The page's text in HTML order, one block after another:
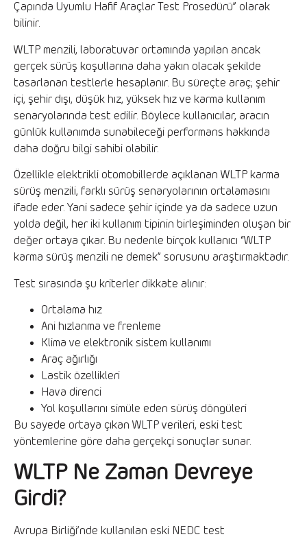
Çapında Uyumlu Hafif Araçlar Test Prosedürü” olarak
bilinir.
WLTP menzili, laboratuvar ortamında yapılan ancak
gerçek sürüş koşullarına daha yakın olacak şekilde
tasarlanan testlerle hesaplanır. Bu süreçte araç; şehir
içi, şehir dışı, düşük hız, yüksek hız ve karma kullanım
senaryolarında test edilir. Böylece kullanıcılar, aracın
günlük kullanımda sunabileceği performans hakkında
daha doğru bilgi sahibi olabilir.
Özellikle elektrikli otomobillerde açıklanan WLTP karma
sürüş menzili, farklı sürüş senaryolarının ortalamasını
ifade eder. Yani sadece şehir içinde ya da sadece uzun
yolda değil, her iki kullanım tipinin birleşiminden oluşan bir
değer ortaya çıkar. Bu nedenle birçok kullanıcı “WLTP
karma sürüş menzili ne demek” sorusunu araştırmaktadır.
Test sırasında şu kriterler dikkate alınır:
Ortalama hız
Ani hızlanma ve frenleme
Klima ve elektronik sistem kullanımı
Araç ağırlığı
Lastik özellikleri
Hava direnci
Yol koşullarını simüle eden sürüş döngüleri
Bu sayede ortaya çıkan WLTP verileri, eski test
yöntemlerine göre daha gerçekçi sonuçlar sunar.
WLTP Ne Zaman Devreye
Girdi?
Avrupa Birliği’nde kullanılan eski NEDC test